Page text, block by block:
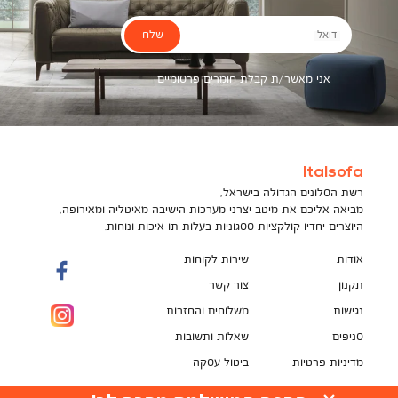
דואל
אני מאשר/ת קבלת חומרים פרסומיים
שלח
Italsofa
רשת הסלונים הגדולה בישראל,
מביאה אליכם את מיטב יצרני מערכות הישיבה מאיטליה ומאירופה,
היוצרים יחדיו קולקציות ססגוניות בעלות תו איכות ונוחות.
אודות
תקנון
נגישות
סניפים
מדיניות פרטיות
שירות לקוחות
צור קשר
משלוחים והחזרות
שאלות ותשובות
ביטול עסקה
תקנון מועדון לקוחות